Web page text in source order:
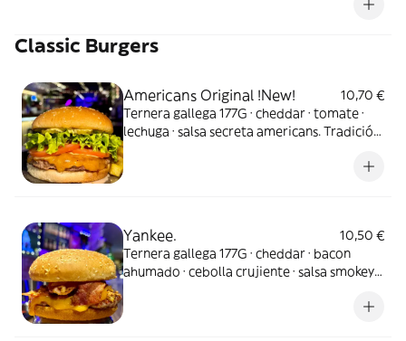
Classic Burgers
Americans Original !New!
10,70 €
Ternera gallega 177G · cheddar · tomate ·
lechuga · salsa secreta americans. Tradición
Yankee.
10,50 €
Ternera gallega 177G · cheddar · bacon
ahumado · cebolla crujiente · salsa smokey